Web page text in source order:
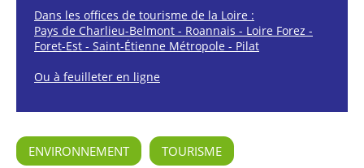
Dans les offices de tourisme de la Loire :
Pays de Charlieu-Belmont - Roannais - Loire Forez -
Foret-Est - Saint-Étienne Métropole - Pilat
Ou à feuilleter en ligne
ENVIRONNEMENT TOURISME